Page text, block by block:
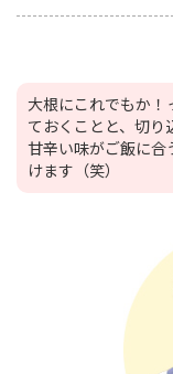
大根にこれでもか！
ておくことと、切り
甘辛い味がご飯に合
けます（笑）